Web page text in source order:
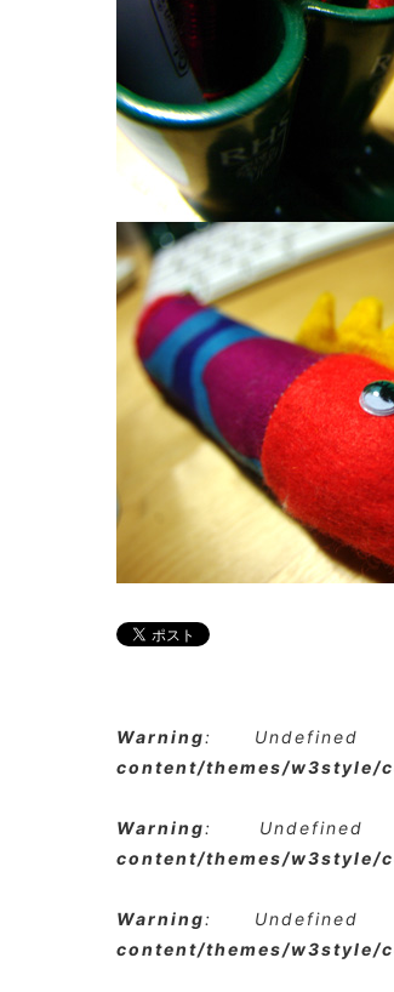
Warning: Undefined
content/themes/w3style/
Warning:
content/themes/w3style/
Warning: Undefined
content/themes/w3style/